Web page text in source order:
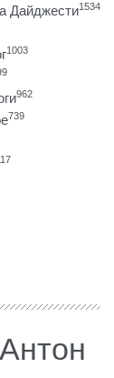
Дайджести1534
1003
962
739
Антон